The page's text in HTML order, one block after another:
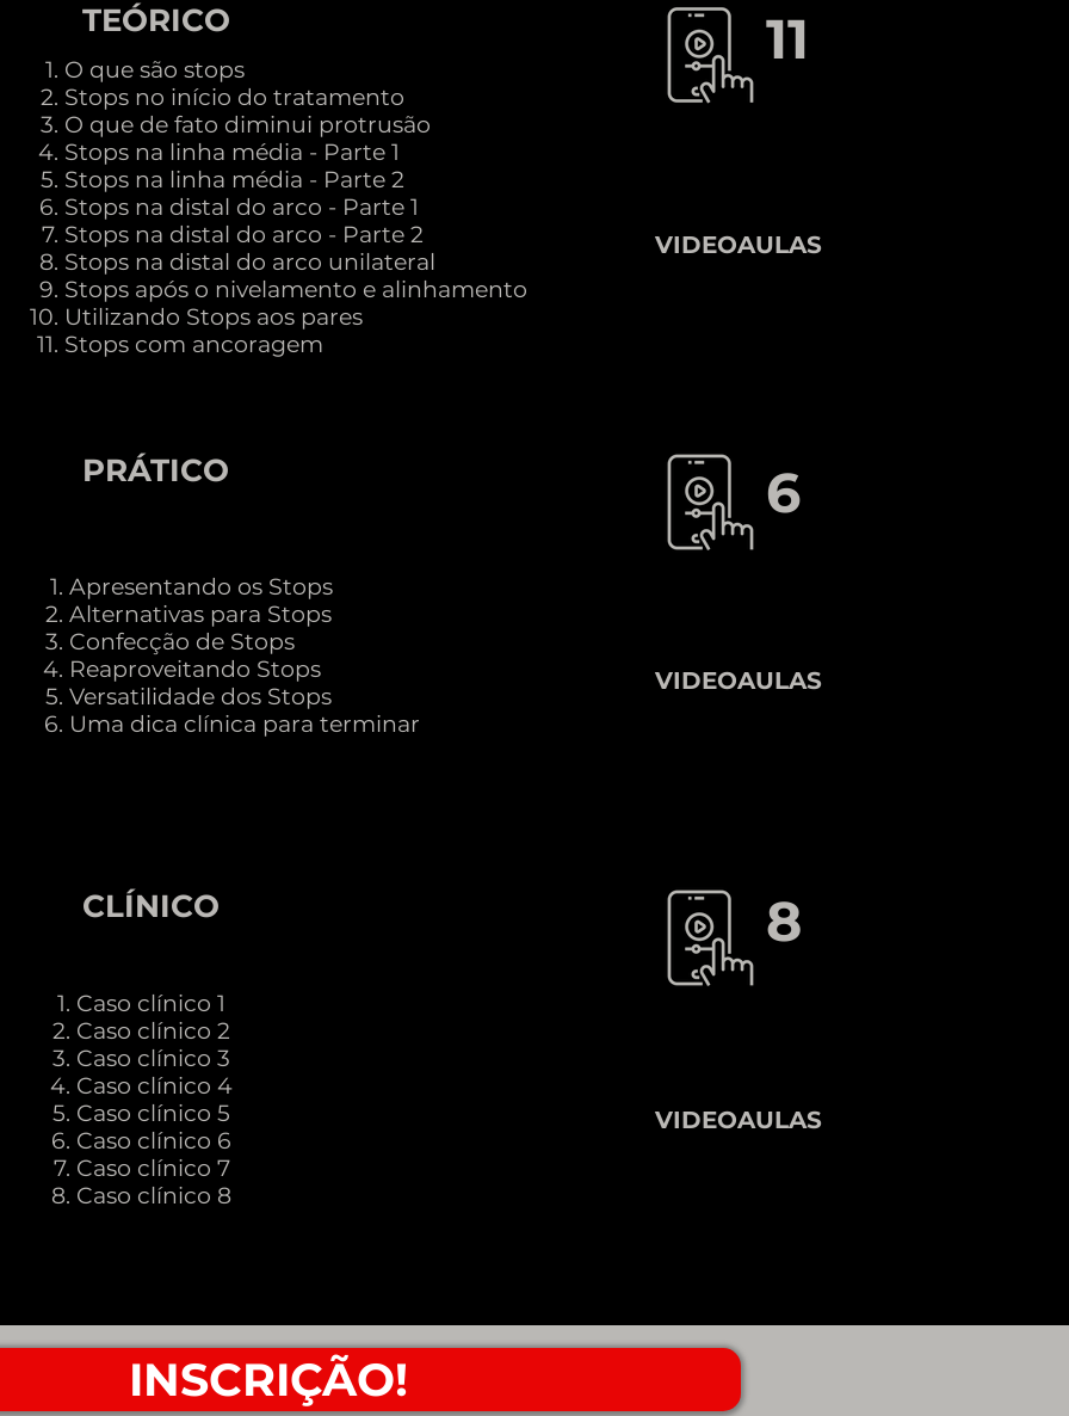
TEÓRICO
O que são stops
Stops no início do tratamento
O que de fato diminui protrusão
Stops na linha média - Parte 1
Stops na linha média - Parte 2
Stops na distal do arco - Parte 1
Stops na distal do arco - Parte 2
Stops na distal do arco unilateral
Stops após o nivelamento e alinhamento
Utilizando Stops aos pares
Stops com ancoragem
11
VIDEOAULAS
PRÁTICO
Apresentando os Stops
Alternativas para Stops
Confecção de Stops
Reaproveitando Stops
Versatilidade dos Stops
Uma dica clínica para terminar
6
VIDEOAULAS
CLÍNICO
Caso clínico 1
Caso clínico 2
Caso clínico 3
Caso clínico 4
Caso clínico 5
Caso clínico 6
Caso clínico 7
Caso clínico 8
8
VIDEOAULAS
INSCRIÇÃO!